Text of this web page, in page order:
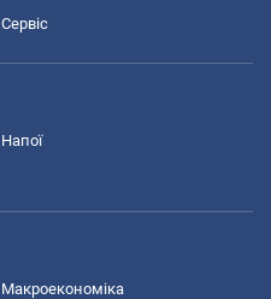
Сервіс
Напої
Макроекономіка